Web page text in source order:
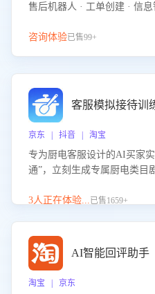
售后机器人 · 工单创建 · 信
咨询体验已售99+
客服模拟接待训
京东 | 抖音 | 淘宝
专为厨电客服设计的AI买家
通”，立刻生成专属厨电类目
实场景应对技巧！
3人正在体验...已售1659+
AI智能回评助手
淘宝 | 京东